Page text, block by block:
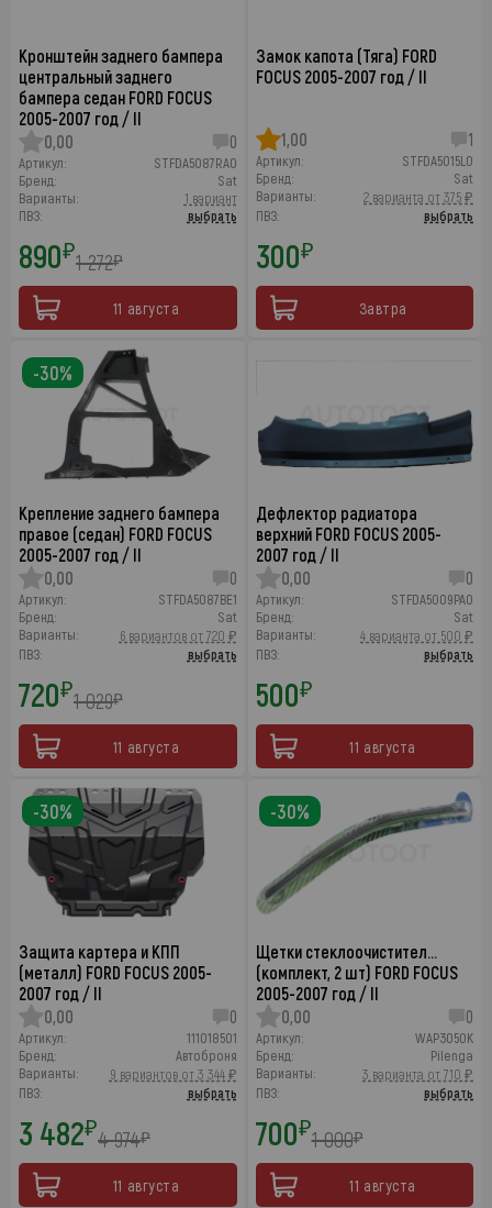
Кронштейн заднего бампера
центральный заднего
бампера седан FORD FOCUS
2005-2007 год / II
0,00
0
Артикул:
STFDA5087RA0
Бренд:
Sat
Варианты:
1 вариант
ПВЗ:
выбрать
890₽1 272₽
11 августа
Замок капота (Тяга) FORD
FOCUS 2005-2007 год / II
1,00 1
Артикул:
STFDA5015L0
Бренд:
Sat
Варианты:
2 варианта от 375 ₽
ПВЗ:
выбрать
300₽
Завтра
Крепление заднего бампера
правое (седан) FORD FOCUS
2005-2007 год / II
0,00
0
Артикул:
STFDA5087BE1
Бренд:
Sat
Варианты:
6 вариантов от 720 ₽
ПВЗ:
выбрать
720₽1 029₽
11 августа
-30%
Дефлектор радиатора
верхний FORD FOCUS 2005-
2007 год / II
0,00
0
Артикул:
STFDA5009PA0
Бренд:
Sat
Варианты:
4 варианта от 500 ₽
ПВЗ:
выбрать
500₽
11 августа
Защита картера и КПП
(металл) FORD FOCUS 2005-
2007 год / II
0,00
0
Артикул:
111018501
Бренд:
Автоброня
Варианты:
9 вариантов от 3 344 ₽
ПВЗ:
выбрать
3 482₽4 974₽
11 августа
-30%
Щетки стеклоочистител…
(комплект, 2 шт) FORD FOCUS
2005-2007 год / II
0,00
0
Артикул:
WAP3050K
Бренд:
Pilenga
Варианты:
3 варианта от 710 ₽
ПВЗ:
выбрать
700₽1 000₽
11 августа
-30%